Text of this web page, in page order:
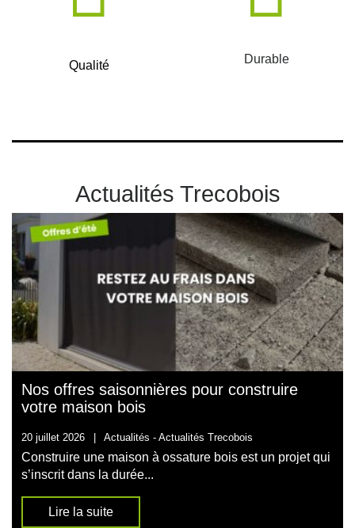
Qualité Durable
Actualités Trecobois
Nos offres saisonnières pour construire
votre maison bois
20 juillet 2026 Actualités - Actualités Trecobois
Construire une maison à ossature bois est un projet qui
s’inscrit dans la durée...
Lire la suite